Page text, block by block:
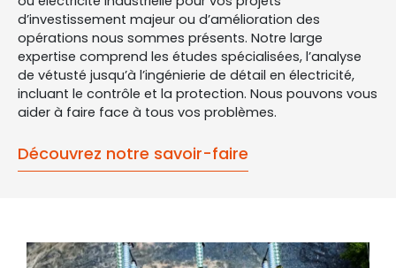
d’investissement majeur ou d’amélioration des
opérations nous sommes présents. Notre large
expertise comprend les études spécialisées, l’analyse
de vétusté jusqu’à l’ingénierie de détail en électricité,
incluant le contrôle et la protection. Nous pouvons vous
aider à faire face à tous vos problèmes.
Découvrez notre savoir-faire